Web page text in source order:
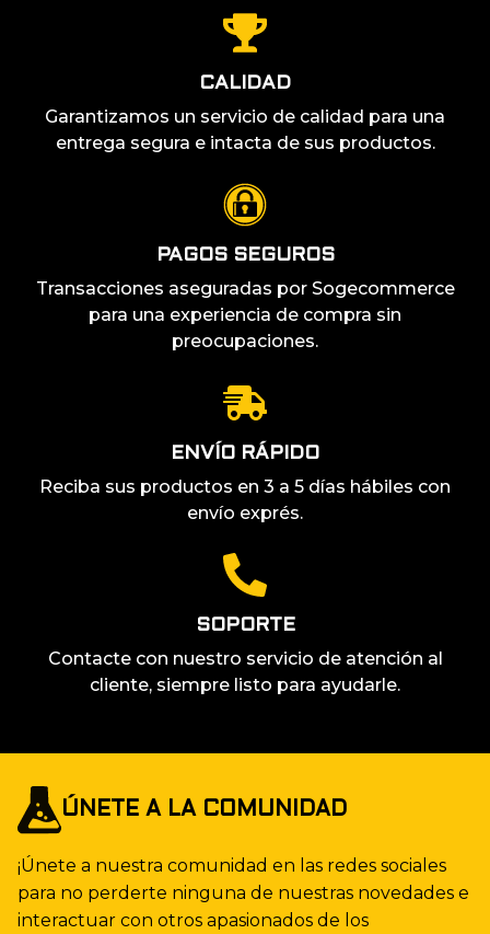
CALIDAD
Garantizamos un servicio de calidad para una
entrega segura e intacta de sus productos.
PAGOS SEGUROS
Transacciones aseguradas por Sogecommerce
para una experiencia de compra sin
preocupaciones.
ENVÍO RÁPIDO
Reciba sus productos en 3 a 5 días hábiles con
envío exprés.
SOPORTE
Contacte con nuestro servicio de atención al
cliente, siempre listo para ayudarle.
ÚNETE A LA COMUNIDAD
¡Únete a nuestra comunidad en las redes sociales
para no perderte ninguna de nuestras novedades e
interactuar con otros apasionados de los